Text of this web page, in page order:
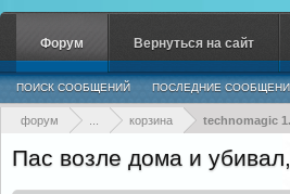
форум корзина technomagic
Пас возле дома и
Форум
ПОИСК СООБЩЕНИЙ ПОСЛЕДНИЕ
Вернуться на сайт